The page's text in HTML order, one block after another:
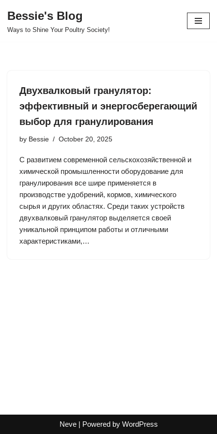
Skip
Bessie's Blog
Ways to Shine Your Poultry Society!
Двухвалковый гранулятор:
эффективный и энергосберегающий
выбор для гранулирования
by Bessie October 20, 2025
С развитием современной сельскохозяйственной и
химической промышленности оборудование для
гранулирования все шире применяется в
производстве удобрений, кормов, химического
сырья и других областях. Среди таких устройств
двухвалковый гранулятор выделяется своей
уникальной принципом работы и отличными
характеристиками,…
Neve| Powered by WordPress